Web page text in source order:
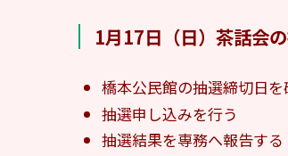
1月17日（日）茶話会
橋本公民館の抽選締切日を
抽選申し込みを行う
抽選結果を専務へ報告する